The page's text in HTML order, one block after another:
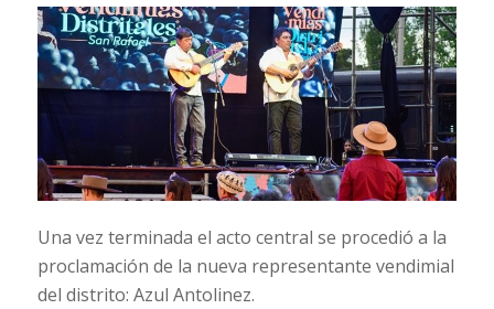
Una vez terminada el acto central se procedió a la
proclamación de la nueva representante vendimial
del distrito: Azul Antolinez.